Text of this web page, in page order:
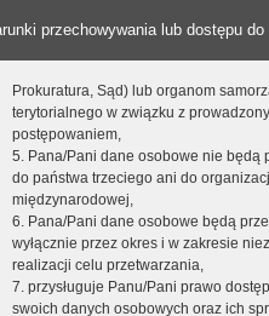
przechowywania lub dostępu
Prokuratura, Sąd) lub organom
terytorialnego w związku z
postępowaniem,
5. Pana/Pani dane osobowe nie będą
do państwa trzeciego ani do
międzynarodowej,
6. Pana/Pani dane osobowe będą
wyłącznie przez okres i w zakresie
realizacji celu przetwarzania,
7. przysługuje Panu/Pani prawo
swoich danych osobowych oraz ich